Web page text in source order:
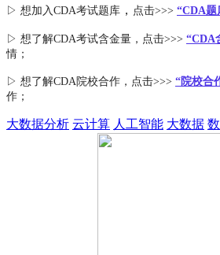
▷ 想加入CDA考试题库 ， 点击>>> “CDA题
▷ 想了解CDA考试含金量 ，点击>>> “CDA
情；
▷ 想了解CDA院校合作 ，点击>>> “院校合
作；
大数据分析 云计算 人工智能 大数据